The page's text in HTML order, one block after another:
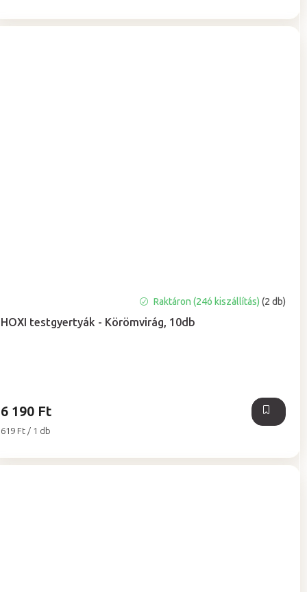
HOXI testgyertyák - Körömvirág, 10db
átlagos
Raktáron (24ó kiszállítás)(2 db)
6 190 Ft
Egységár:
619 Ft / 1 db